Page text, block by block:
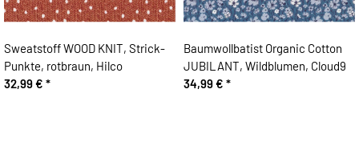
Sweatstoff WOOD KNIT, Strick-
Punkte, rotbraun, Hilco
32,99 € *
Baumwollbatist Organic Cotton
JUBILANT, Wildblumen, Cloud9
34,99 € *